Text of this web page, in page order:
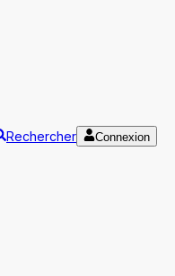
Rechercher
Connexion